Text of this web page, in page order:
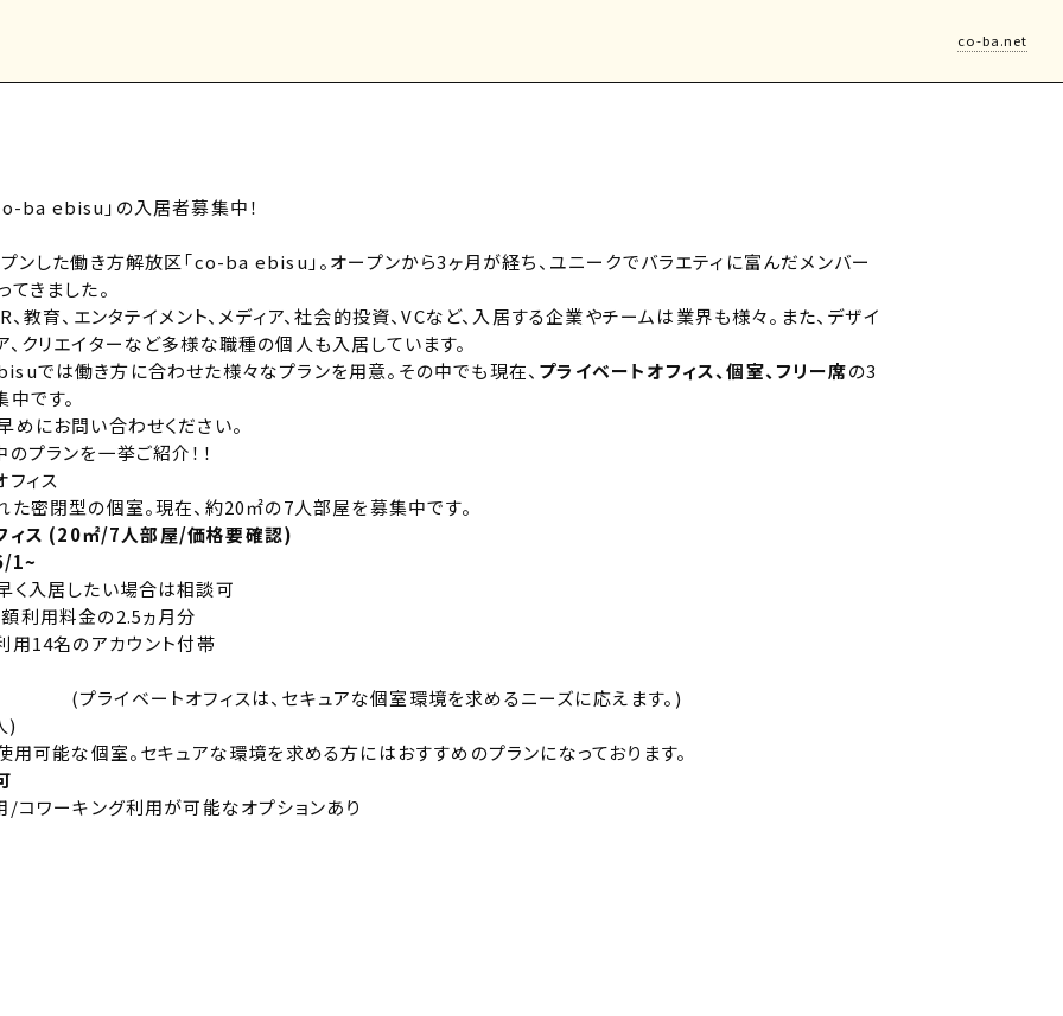
co-ba.net
ba ebisu」の入居者募集中！
ンした働き方解放区「co-ba ebisu」。オープンから3ヶ月が経ち、ユニークでバラエティに富んだメンバー
きました。
、教育、エンタテイメント、メディア、社会的投資、VCなど、入居する企業やチームは業界も様々。また、デザイ
、クリエイターなど多様な職種の個人も入居しています。
では働き方に合わせた様々なプランを用意。その中でも現在、 プライベートオフィス、個室、フリー席の3
です。
めにお問い合わせください。
プランを一挙ご紹介！！
ィス
た密閉型の個室。現在、約20㎡の7人部屋を募集中です。
ィス (20㎡/7人部屋/価格要確認)
1~
く入居したい場合は相談可
利用料金の2.5ヵ月分
用14名のアカウント付帯
(プライベートオフィスは、セキュアな個室環境を求めるニーズに応えます。)
)
可能な個室。セキュアな環境を求める方にはおすすめのプランになっております。
ワーキング利用が可能なオプションあり